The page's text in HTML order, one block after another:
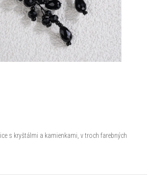
s kryštálmi a kamienkami, v troch farebných